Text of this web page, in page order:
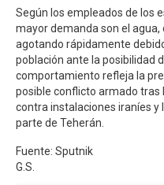
Según los empleados de los
mayor demanda son el agua,
agotando rápidamente
población ante la posibilidad
comportamiento refleja la
posible conflicto armado tras
contra instalaciones iraníes y
parte de Teherán.
Fuente: Sputnik
G.S.